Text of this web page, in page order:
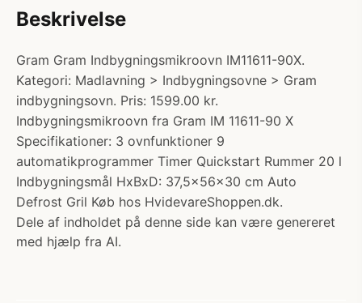
Beskrivelse
Gram Gram Indbygningsmikroovn IM11611-90X.
Kategori: Madlavning > Indbygningsovne > Gram
indbygningsovn. Pris: 1599.00 kr.
Indbygningsmikroovn fra Gram IM 11611-90 X
Specifikationer: 3 ovnfunktioner 9
automatikprogrammer Timer Quickstart Rummer 20 l
Indbygningsmål HxBxD: 37,5x56x30 cm Auto
Defrost Gril Køb hos HvidevareShoppen.dk.
Dele af indholdet på denne side kan være genereret
med hjælp fra AI.